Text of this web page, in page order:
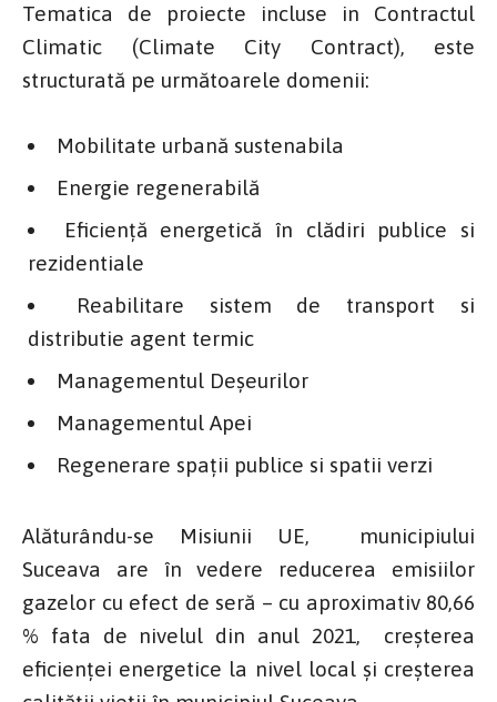
Tematica de proiecte incluse in Contractul
Climatic (Climate City Contract), este
structurată pe următoarele domenii:
Mobilitate urbană sustenabila
Energie regenerabilă
Eficiență energetică în clădiri publice si
rezidentiale
Reabilitare sistem de transport si
distributie agent termic
Managementul Deșeurilor
Managementul Apei
Regenerare spații publice si spatii verzi
Alăturându-se Misiunii UE, municipiului
Suceava are în vedere reducerea emisiilor
gazelor cu efect de seră – cu aproximativ 80,66
% fata de nivelul din anul 2021, creșterea
eficienței energetice la nivel local și creșterea